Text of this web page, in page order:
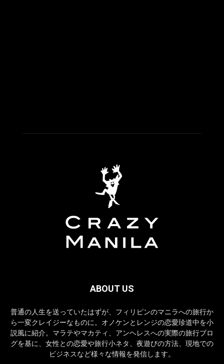
ABOUT US
普通の人生を送っていたはずが、フィリピンのマニラへの旅行か
ら一変クレイジーなものに。オノケンとレンジの恋愛珍道中を小
説風に紹介。マラテやマカティ、アンヘレスへの実際の旅行ブロ
グを基に、女性との恋愛や旅行小ネタ、夜遊びの方法、現地での
ビジネスなど様々な情報を発信します。